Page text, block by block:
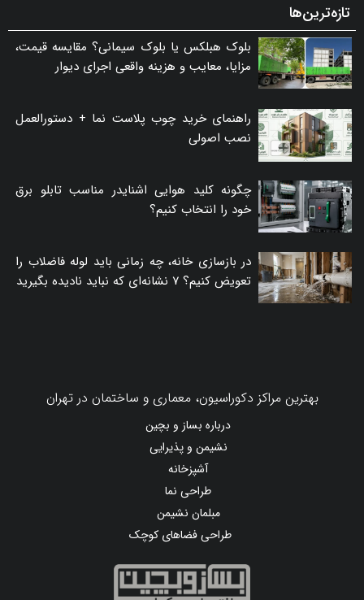
بهتری است؟
هر متر مربع سقف شیروانی چقدر می‌شود؟
تازه‌ترین‌ها
بلوک هبلکس یا بلوک سیمانی؟ مقایسه قیمت،
مزایا، معایب و هزینه واقعی اجرای دیوار
راهنمای خرید چوب پلاست نما + دستورالعمل
نصب اصولی
در بازسازی خانه، چه زمانی باید لوله فاضلاب را
تعویض کنیم؟ ۷ نشانه‌ای که نباید نادیده بگیرید
بهترین مراکز دکوراسیون، معماری و ساختمان در تهران
درباره بساز و بچین